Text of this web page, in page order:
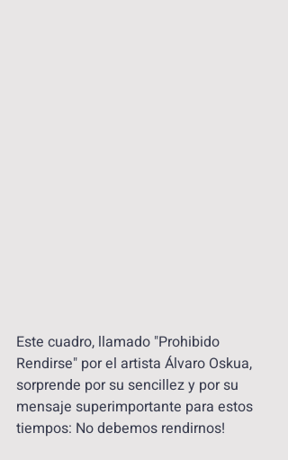
Este cuadro, llamado "Prohibido
Rendirse" por el artista Álvaro Oskua,
sorprende por su sencillez y por su
mensaje superimportante para estos
tiempos: No debemos rendirnos!